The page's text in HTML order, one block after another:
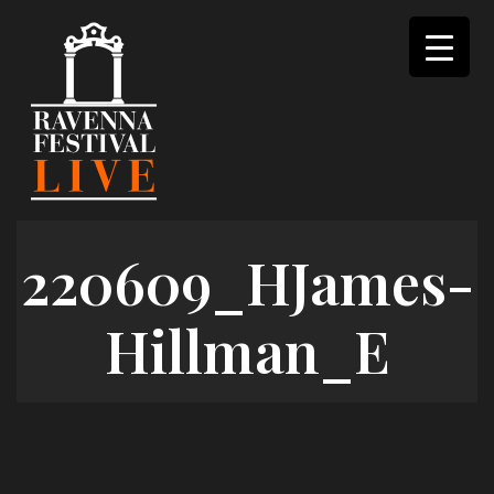
220609_HJames-
Hillman_E